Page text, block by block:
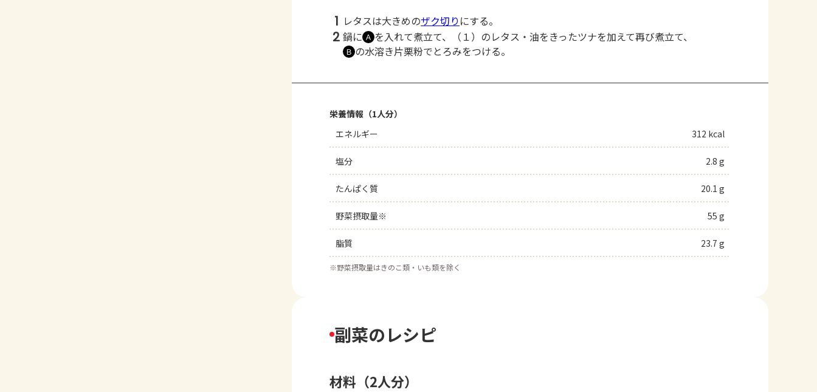
1 レタスは大きめのザク切り にする。
2 鍋に Ａ を入れて煮立て、（１）のレタス・油をきったツナを加えて再び煮立て、
Ｂ の水溶き片栗粉でとろみをつける。
栄養情報（1人分）
エネルギー
312 kcal
塩分 2.8 g
たんぱく質 20.1 g
野菜摂取量※ 55 g
脂質 23.7 g
※野菜摂取量はきのこ類・いも類を除く
副菜のレシピ
材料（2人分）